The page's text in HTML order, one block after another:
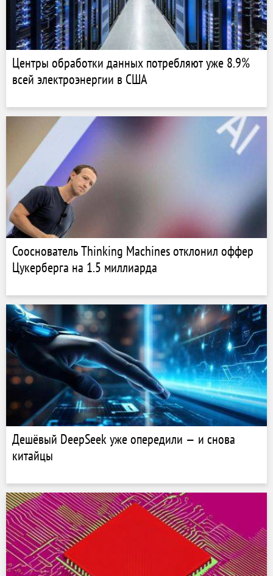
Центры обработки данных потребляют уже 8.9%
всей электроэнергии в США
Сооснователь Thinking Machines отклонил оффер
Цукерберга на 1.5 миллиарда
Дешёвый DeepSeek уже опередили — и снова
китайцы